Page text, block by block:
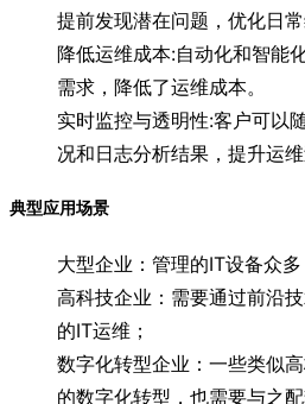
提前发现潜在问题，优化日常
降低运维成本:自动化和智能
需求，降低了运维成本。
实时监控与透明性:客户可以
况和日志分析结果，提升运
典型应用场景
大型企业：管理的IT设备众多
高科技企业：需要通过前沿
的IT运维；
数字化转型企业：一些类似
的数字化转型，也需要与之